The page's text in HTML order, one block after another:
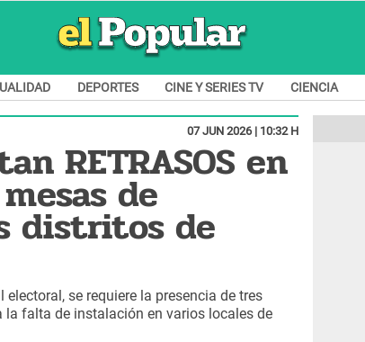
DEPORTES CINE Y SERIES TV CIENCIA
07 JUN 2026 | 10:32 H
RETRASOS en
de
distritos de
se requiere la presencia de tres
falta de instalación en varios locales de